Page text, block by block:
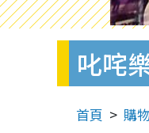
叱咤
首頁 購